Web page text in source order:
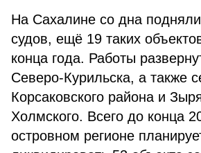
На Сахалине со дна
судов, ещё 19 таких
конца года. Работы
Северо-Курильска, а также
Корсаковского района и
Холмского. Всего до конца
островном регионе